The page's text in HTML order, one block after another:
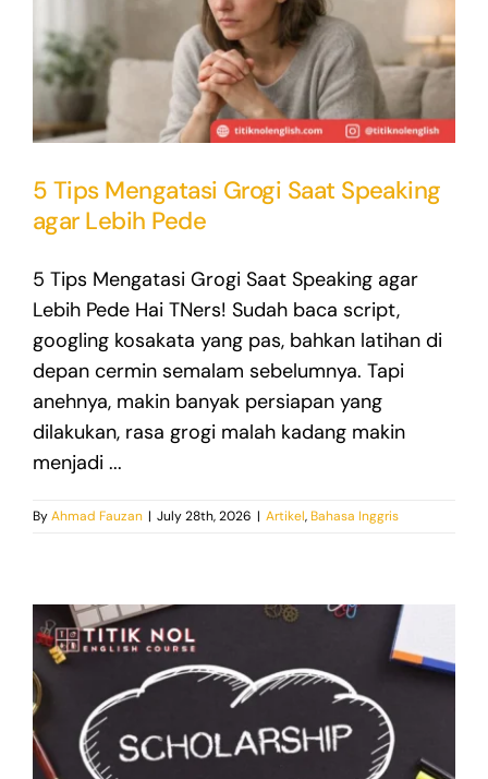
5 Tips Mengatasi Grogi Saat Speaking
agar Lebih Pede
5 Tips Mengatasi Grogi Saat Speaking agar
Lebih Pede Hai TNers! Sudah baca script,
googling kosakata yang pas, bahkan latihan di
depan cermin semalam sebelumnya. Tapi
anehnya, makin banyak persiapan yang
dilakukan, rasa grogi malah kadang makin
menjadi ...
ByAhmad Fauzan | July 28th, 2026 | Artikel, Bahasa Inggris